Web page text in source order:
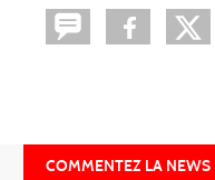
COMMENTEZ LA NEWS